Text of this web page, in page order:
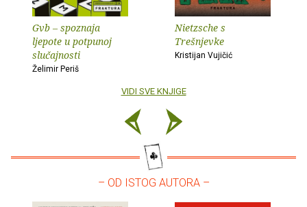
Gvb – spoznaja
ljepote u potpunoj
slučajnosti
Želimir Periš
Nietzsche s
Trešnjevke
Kristijan Vujičić
VIDI SVE KNJIGE
– OD ISTOG AUTORA –